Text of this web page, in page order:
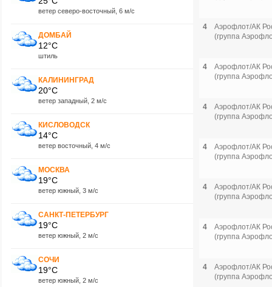
ветер северо-восточный, 6 м/с
ДОМБАЙ
12°C
штиль
КАЛИНИНГРАД
20°C
ветер западный, 2 м/с
КИСЛОВОДСК
14°C
ветер восточный, 4 м/с
МОСКВА
19°C
ветер южный, 3 м/с
САНКТ-ПЕТЕРБУРГ
19°C
ветер южный, 2 м/с
СОЧИ
19°C
ветер южный, 2 м/с
4
Аэрофлот/АК
(группа
4
Аэрофлот/АК
(группа
4
Аэрофлот/АК
(группа
4
Аэрофлот/АК
(группа
4
Аэрофлот/АК
(группа
4
Аэрофлот/АК
(группа
4
Аэрофлот/АК
(группа